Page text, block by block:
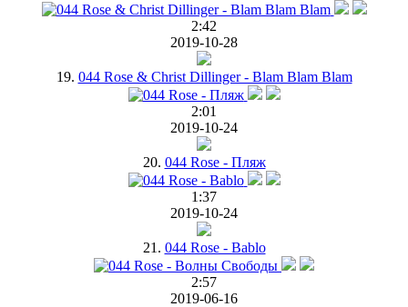
2:42
2019-10-28
19. 044 Rose & Christ Dillinger - Blam Blam Blam
2:01
2019-10-24
20. 044 Rose - Пляж
1:37
2019-10-24
21. 044 Rose - Bablo
2:57
2019-06-16